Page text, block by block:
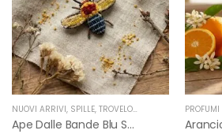
NUOVI ARRIVI, SPILLE, TROVELORE
Ape Dalle Bande Blu Spilla Decorata A Mano Di Trovelore